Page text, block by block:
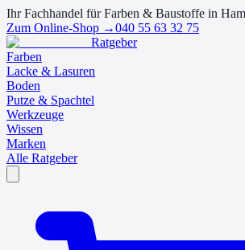
Ihr Fachhandel für Farben & Baustoffe in
Zum Online-Shop →040 55 63 32 75
Ratgeber
Farben
Lacke & Lasuren
Boden
Putze & Spachtel
Werkzeuge
Wissen
Marken
Alle Ratgeber